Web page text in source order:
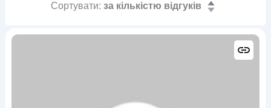
Сортувати: за кількістю відгуків